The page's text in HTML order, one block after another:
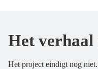
Het verhaal
Het project eindigt nog